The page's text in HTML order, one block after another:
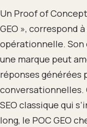
Un Proof of
GEO », correspond
opérationnelle.
une marque peut
réponses
SEO classique qui
long, le POC GEO